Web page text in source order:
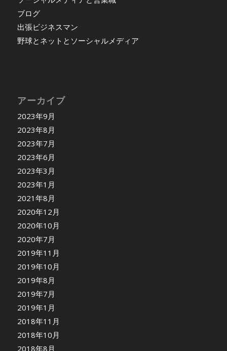
ブログ
出張ビジネスマン
野球とネットとソーシャルメディア
アーカイブ
2023年9月
2023年8月
2023年7月
2023年6月
2023年3月
2023年1月
2021年8月
2020年12月
2020年10月
2020年7月
2019年11月
2019年10月
2019年8月
2019年7月
2019年1月
2018年11月
2018年10月
2018年8月